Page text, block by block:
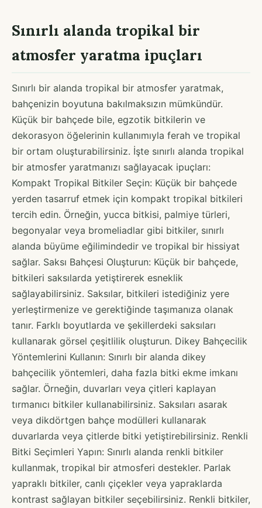
Sınırlı alanda tropikal bir
atmosfer yaratma ipuçları
Sınırlı bir alanda tropikal bir atmosfer yaratmak,
bahçenizin boyutuna bakılmaksızın mümkündür.
Küçük bir bahçede bile, egzotik bitkilerin ve
dekorasyon öğelerinin kullanımıyla ferah ve tropikal
bir ortam oluşturabilirsiniz. İşte sınırlı alanda tropikal
bir atmosfer yaratmanızı sağlayacak ipuçları:
Kompakt Tropikal Bitkiler Seçin: Küçük bir bahçede
yerden tasarruf etmek için kompakt tropikal bitkileri
tercih edin. Örneğin, yucca bitkisi, palmiye türleri,
begonyalar veya bromeliadlar gibi bitkiler, sınırlı
alanda büyüme eğilimindedir ve tropikal bir hissiyat
sağlar. Saksı Bahçesi Oluşturun: Küçük bir bahçede,
bitkileri saksılarda yetiştirerek esneklik
sağlayabilirsiniz. Saksılar, bitkileri istediğiniz yere
yerleştirmenize ve gerektiğinde taşımanıza olanak
tanır. Farklı boyutlarda ve şekillerdeki saksıları
kullanarak görsel çeşitlilik oluşturun. Dikey Bahçecilik
Yöntemlerini Kullanın: Sınırlı bir alanda dikey
bahçecilik yöntemleri, daha fazla bitki ekme imkanı
sağlar. Örneğin, duvarları veya çitleri kaplayan
tırmanıcı bitkiler kullanabilirsiniz. Saksıları asarak
veya dikdörtgen bahçe modülleri kullanarak
duvarlarda veya çitlerde bitki yetiştirebilirsiniz. Renkli
Bitki Seçimleri Yapın: Sınırlı alanda renkli bitkiler
kullanmak, tropikal bir atmosferi destekler. Parlak
yapraklı bitkiler, canlı çiçekler veya yapraklarda
kontrast sağlayan bitkiler seçebilirsiniz. Renkli bitkiler,